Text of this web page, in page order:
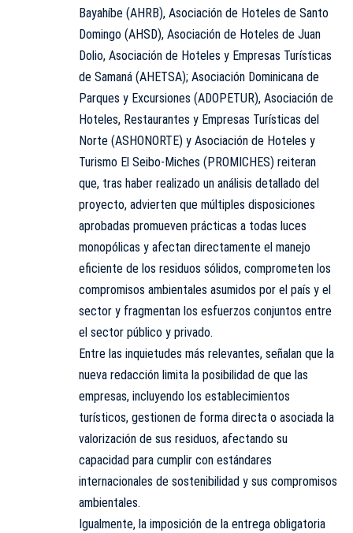
Bayahíbe (AHRB), Asociación de Hoteles de Santo
Domingo (AHSD), Asociación de Hoteles de Juan
Dolio, Asociación de Hoteles y Empresas Turísticas
de Samaná (AHETSA); Asociación Dominicana de
Parques y Excursiones (ADOPETUR), Asociación de
Hoteles, Restaurantes y Empresas Turísticas del
Norte (ASHONORTE) y Asociación de Hoteles y
Turismo El Seibo-Miches (PROMICHES) reiteran
que, tras haber realizado un análisis detallado del
proyecto, advierten que múltiples disposiciones
aprobadas promueven prácticas a todas luces
monopólicas y afectan directamente el manejo
eficiente de los residuos sólidos, comprometen los
compromisos ambientales asumidos por el país y el
sector y fragmentan los esfuerzos conjuntos entre
el sector público y privado.
Entre las inquietudes más relevantes, señalan que la
nueva redacción limita la posibilidad de que las
empresas, incluyendo los establecimientos
turísticos, gestionen de forma directa o asociada la
valorización de sus residuos, afectando su
capacidad para cumplir con estándares
internacionales de sostenibilidad y sus compromisos
ambientales.
Igualmente, la imposición de la entrega obligatoria